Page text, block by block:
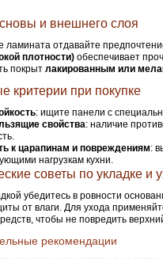
и внешнего слоя
ламината отдавайте
плотности) обеспечивает
покрыт лакированным или
критерии при покупке
: ищите панели с
свойства: наличие
к царапинам и повреждениям:
нагрузкам кухни.
советы по укладке и
убедитесь в ровности
от влаги. Для ухода
чтобы не повредить
рекомендации